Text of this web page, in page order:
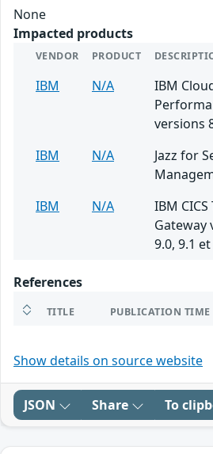
None
Impacted products
VENDOR PRODUCT
IBM N/A
IBM
versions
IBM
N/A
Jazz for
IBM
N/A
IBM
Gateway
9.0, 9.1
References
TITLE PUBLICATION TIME
Show details on source website
JSON Share To